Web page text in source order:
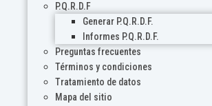
P.Q.R.D.F
Generar P.Q.R.D.F.
Informes P.Q.R.D.F.
Preguntas frecuentes
Términos y condiciones
Tratamiento de datos
Mapa del sitio